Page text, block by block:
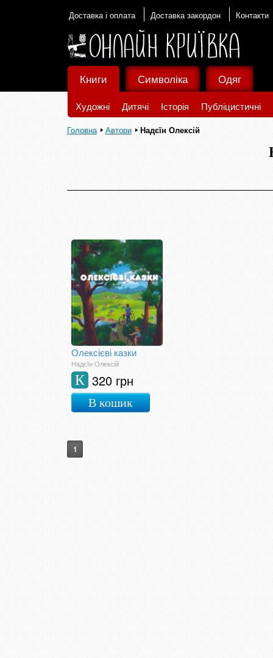
Доставка і оплата Доставка закордон Контакти
Книги
Художні Дитячі Історія Публіцистичні
Символіка Одяг
Головна Автори Надєїн Олексій
Олексієві казки
Надєїн Олексій
320 грн
К
В кошик
1